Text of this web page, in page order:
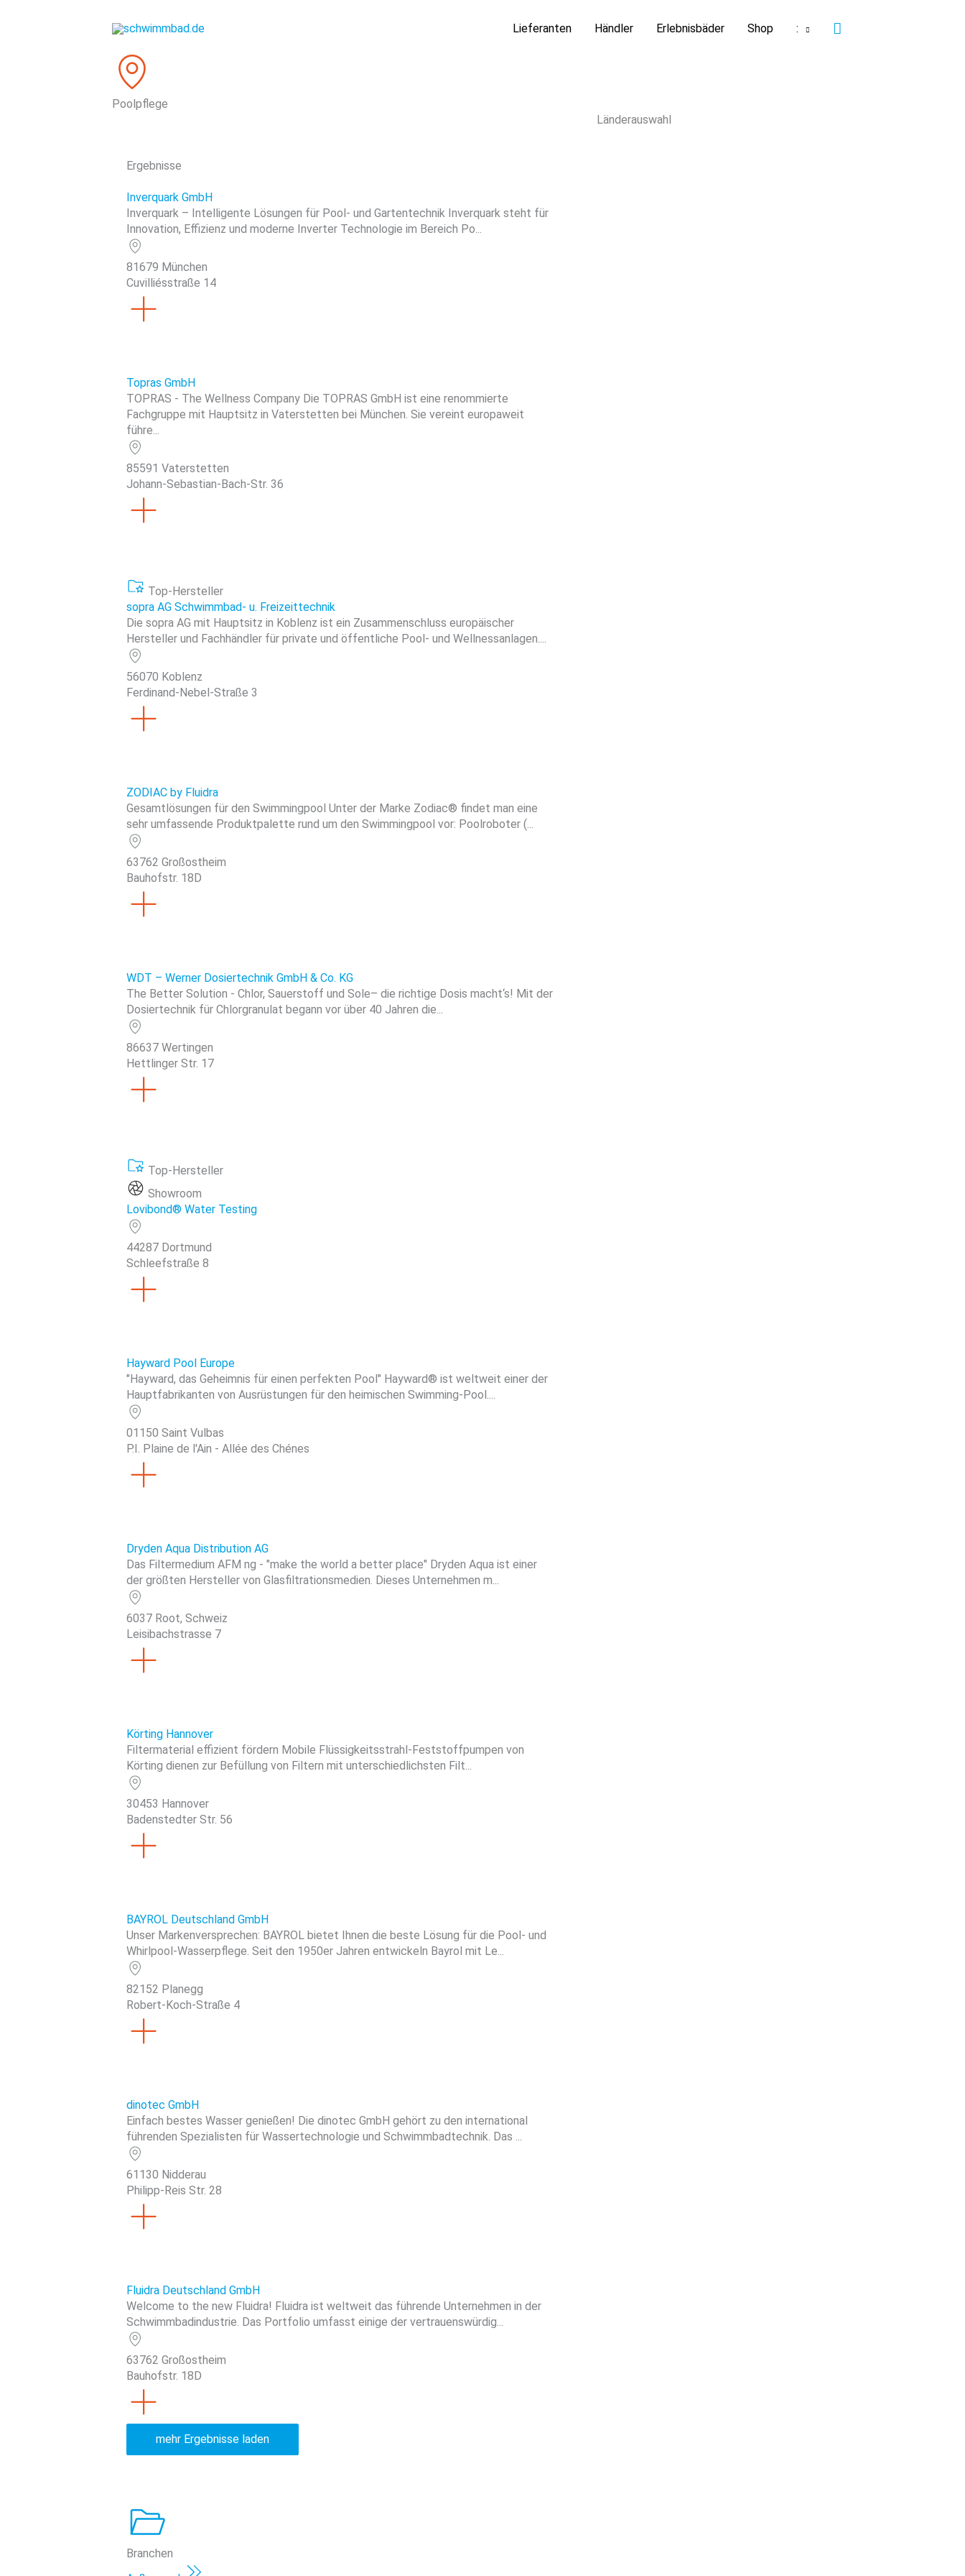
Lieferanten Händler Erlebnisbäder Shop : Suchen
Poolpflege
Ergebnisse
Inverquark GmbH
Inverquark – Intelligente Lösungen für Pool- und Gartentechnik Inverquark steht für
Innovation, Effizienz und moderne Inverter Technologie im Bereich Po...
81679 München
Cuvilliésstraße 14
Topras GmbH
TOPRAS - The Wellness Company Die TOPRAS GmbH ist eine renommierte
Fachgruppe mit Hauptsitz in Vaterstetten bei München. Sie vereint europaweit
führe...
85591 Vaterstetten
Johann-Sebastian-Bach-Str. 36
Top-Hersteller
sopra AG Schwimmbad- u. Freizeittechnik
Die sopra AG mit Hauptsitz in Koblenz ist ein Zusammenschluss europäischer
Hersteller und Fachhändler für private und öffentliche Pool- und Wellnessanlagen....
56070 Koblenz
Ferdinand-Nebel-Straße 3
ZODIAC by Fluidra
Gesamtlösungen für den Swimmingpool Unter der Marke Zodiac® findet man eine
sehr umfassende Produktpalette rund um den Swimmingpool vor: Poolroboter (...
63762 Großostheim
Bauhofstr. 18D
WDT – Werner Dosiertechnik GmbH & Co. KG
The Better Solution - Chlor, Sauerstoff und Sole– die richtige Dosis macht‘s! Mit der
Dosiertechnik für Chlorgranulat begann vor über 40 Jahren die...
86637 Wertingen
Hettlinger Str. 17
Top-Hersteller
Showroom
Lovibond® Water Testing
44287 Dortmund
Schleefstraße 8
Hayward Pool Europe
"Hayward, das Geheimnis für einen perfekten Pool" Hayward® ist weltweit einer der
Hauptfabrikanten von Ausrüstungen für den heimischen Swimming-Pool....
01150 Saint Vulbas
P.I. Plaine de l'Ain - Allée des Chénes
Dryden Aqua Distribution AG
Das Filtermedium AFM ng - "make the world a better place" Dryden Aqua ist einer
der größten Hersteller von Glasfiltrationsmedien. Dieses Unternehmen m...
6037 Root, Schweiz
Leisibachstrasse 7
Körting Hannover
Filtermaterial effizient fördern Mobile Flüssigkeitsstrahl-Feststoffpumpen von
Körting dienen zur Befüllung von Filtern mit unterschiedlichsten Filt...
30453 Hannover
Badenstedter Str. 56
BAYROL Deutschland GmbH
Unser Markenversprechen: BAYROL bietet Ihnen die beste Lösung für die Pool- und
Whirlpool-Wasserpflege. Seit den 1950er Jahren entwickeln Bayrol mit Le...
82152 Planegg
Robert-Koch-Straße 4
dinotec GmbH
Einfach bestes Wasser genießen! Die dinotec GmbH gehört zu den international
führenden Spezialisten für Wassertechnologie und Schwimmbadtechnik. Das ...
61130 Nidderau
Philipp-Reis Str. 28
Fluidra Deutschland GmbH
Welcome to the new Fluidra! Fluidra ist weltweit das führende Unternehmen in der
Schwimmbadindustrie. Das Portfolio umfasst einige der vertrauenswürdig...
63762 Großostheim
Bauhofstr. 18D
mehr Ergebnisse laden
Länderauswahl
Branchen